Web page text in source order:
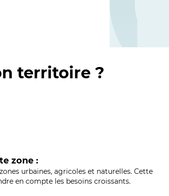
territoire ?
zone :
urbaines, agricoles et naturelles. Cette
en compte les besoins croissants.